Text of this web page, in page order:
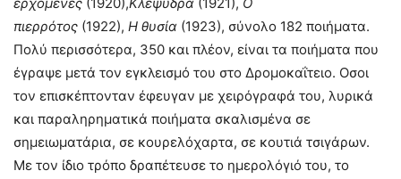
ερχόμενες (1920),Κλεψύδρα (1921), Ο
πιερρότος (1922), Η θυσία (1923), σύνολο 182 ποιήματα.
Πολύ περισσότερα, 350 και πλέον, είναι τα ποιήματα που
έγραψε μετά τον εγκλεισμό του στο Δρομοκαΐτειο. Οσοι
τον επισκέπτονταν έφευγαν με χειρόγραφά του, λυρικά
και παραληρηματικά ποιήματα σκαλισμένα σε
σημειωματάρια, σε κουρελόχαρτα, σε κουτιά τσιγάρων.
Με τον ίδιο τρόπο δραπέτευσε το ημερολόγιό του, το